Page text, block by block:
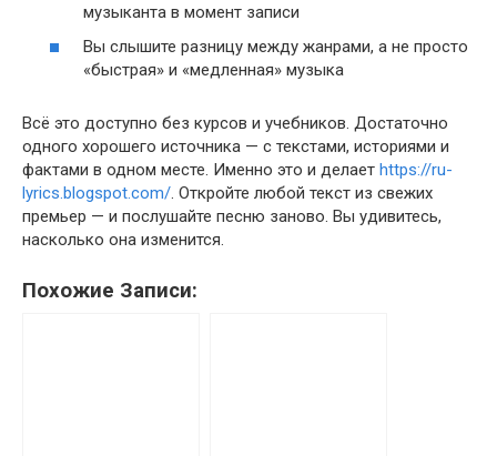
музыканта в момент записи
Вы слышите разницу между жанрами, а не просто
«быстрая» и «медленная» музыка
Всё это доступно без курсов и учебников. Достаточно
одного хорошего источника — с текстами, историями и
фактами в одном месте. Именно это и делает https://ru-
lyrics.blogspot.com/. Откройте любой текст из свежих
премьер — и послушайте песню заново. Вы удивитесь,
насколько она изменится.
Похожие Записи: